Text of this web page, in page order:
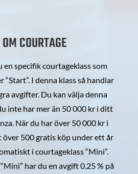
COURTAGE
en specifik courtageklass som
I denna klass så handlar
avgifter. Du kan välja denna
inte har mer än 50 000 kr i ditt
När du har över 50 000 kr i
över 500 gratis köp under ett år
i courtageklass “Mini”.
har du en avgift 0.25 % på